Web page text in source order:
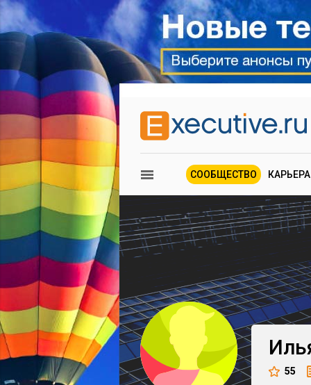
СООБЩЕСТВО КАРЬЕРА
55